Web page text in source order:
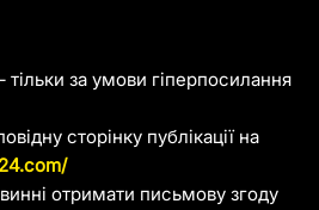
тільки за умови гіперпосилання
сторінку публікації на
отримати письмову згоду